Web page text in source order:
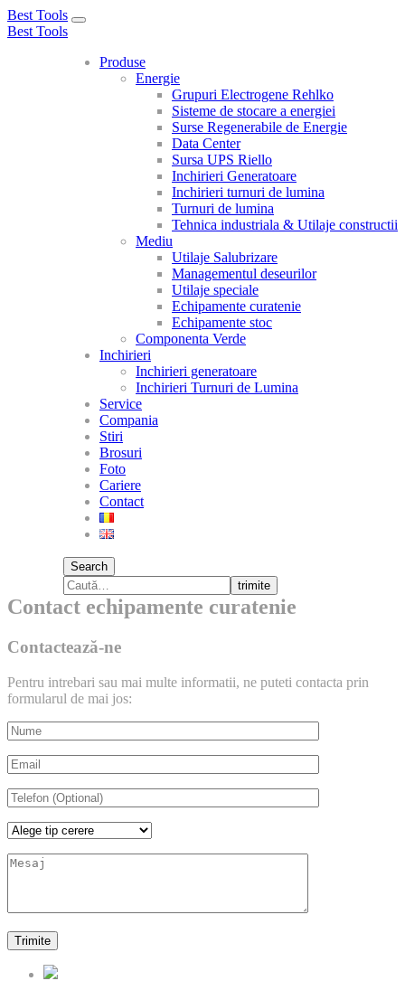
Best Tools
Toggle
Best Tools
Produse
Energie
Grupuri Electrogene Rehlko
Sisteme de stocare a energiei
Surse Regenerabile de Energie
Data Center
Sursa UPS Riello
Inchirieri Generatoare
Inchirieri turnuri de lumina
Turnuri de lumina
Tehnica industriala & Utilaje constructii
Mediu
Utilaje Salubrizare
Managementul deseurilor
Utilaje speciale
Echipamente curatenie
Echipamente stoc
Componenta Verde
Inchirieri
Inchirieri generatoare
Inchirieri Turnuri de Lumina
Service
Compania
Stiri
Brosuri
Foto
Cariere
Contact
Search
trimite
Contact echipamente curatenie
Contactează-ne
Pentru intrebari sau mai multe informatii, ne puteti contacta prin
formularul de mai jos: